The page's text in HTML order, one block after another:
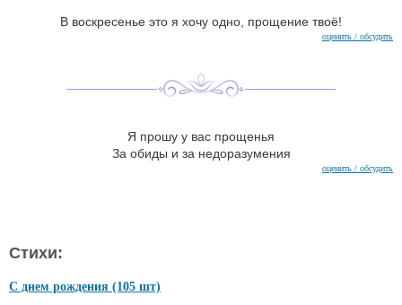
В воскресенье это я хочу одно, прощение твоё!
оценить / обсудить
Я прошу у вас прощенья
За обиды и за недоразумения
оценить / обсудить
Стихи:
С днем рождения (105 шт)